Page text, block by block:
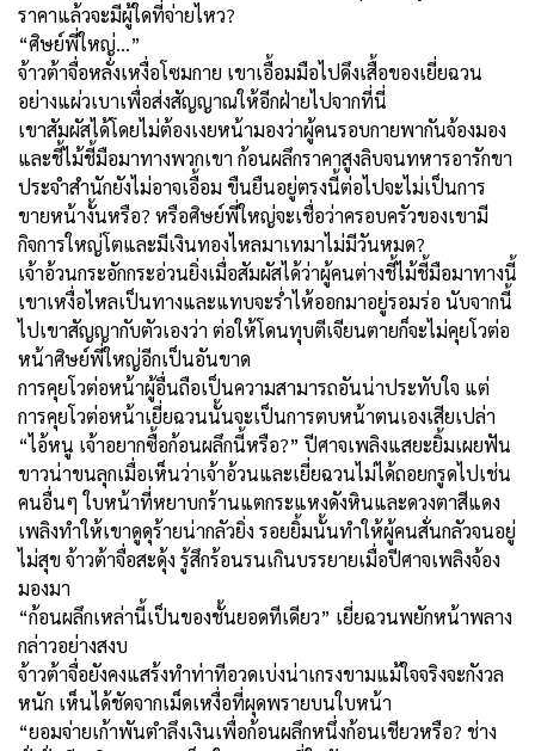
ราคาแล้วจะมีผู้ใดที่จ่ายไหว?
“ศิษย์พี่ใหญ่…”
จ้าวต้าจื่อหลั่งเหงื่อโซมกาย เขาเอื้อมมือไปดึงเสื้อของเยี่ยฉวน
อย่างแผ่วเบาเพื่อส่งสัญญาณให้อีกฝ่ายไปจากที่นี่
เขาสัมผัสได้โดยไม่ต้องเงยหน้ามองว่าผู้คนรอบกายพากันจ้องมอง
และชี้ไม้ชี้มือมาทางพวกเขา ก้อนผลึกราคาสูงลิบจนทหารอารักขา
ประจำสำนักยังไม่อาจเอื้อม ขืนยืนอยู่ตรงนี้ต่อไปจะไม่เป็นการ
ขายหน้างั้นหรือ? หรือศิษย์พี่ใหญ่จะเชื่อว่าครอบครัวของเขามี
กิจการใหญ่โตและมีเงินทองไหลมาเทมาไม่มีวันหมด?
เจ้าอ้วนกระอักกระอ่วนยิ่งเมื่อสัมผัสได้ว่าผู้คนต่างชี้ไม้ชี้มือมาทางนี้
เขาเหงื่อไหลเป็นทางและแทบจะร่ำไห้ออกมาอยู่รอมร่อ นับจากนี้
ไปเขาสัญญากับตัวเองว่า ต่อให้โดนทุบตีเจียนตายก็จะไม่คุยโวต่อ
หน้าศิษย์พี่ใหญ่อีกเป็นอันขาด
การคุยโวต่อหน้าผู้อื่นถือเป็นความสามารถอันน่าประทับใจ แต่
การคุยโวต่อหน้าเยี่ยฉวนนั้นจะเป็นการตบหน้าตนเองเสียเปล่า
“ไอ้หนู เจ้าอยากซื้อก้อนผลึกนี้หรือ?” ปีศาจเพลิงแสยะยิ้มเผยฟัน
ขาวน่าขนลุกเมื่อเห็นว่าเจ้าอ้วนและเยี่ยฉวนไม่ได้ถอยกรูดไปเช่น
คนอื่นๆ ใบหน้าที่หยาบกร้านแตกระแหงดังหินและดวงตาสีแดง
เพลิงทำให้เขาดูดุร้ายน่ากลัวยิ่ง รอยยิ้มนั้นทำให้ผู้คนสั่นกลัวจนอยู่
ไม่สุข จ้าวต้าจื่อสะดุ้ง รู้สึกร้อนรนเกินบรรยายเมื่อปีศาจเพลิงจ้อง
มองมา
“ก้อนผลึกเหล่านี้เป็นของชั้นยอดทีเดียว” เยี่ยฉวนพยักหน้าพลาง
กล่าวอย่างสงบ
จ้าวต้าจื่อยังคงแสร้งทำท่าทีอวดเบ่งน่าเกรงขามแม้ใจจริงจะกังวล
หนัก เห็นได้ชัดจากเม็ดเหงื่อที่ผุดพรายบนใบหน้า
“ยอมจ่ายเก้าพันตำลึงเงินเพื่อก้อนผลึกหนึ่งก้อนเชียวหรือ? ช่าง